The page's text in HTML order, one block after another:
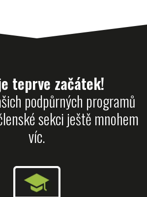
teprve začátek!
podpůrných programů
sekci ještě mnohem
víc.